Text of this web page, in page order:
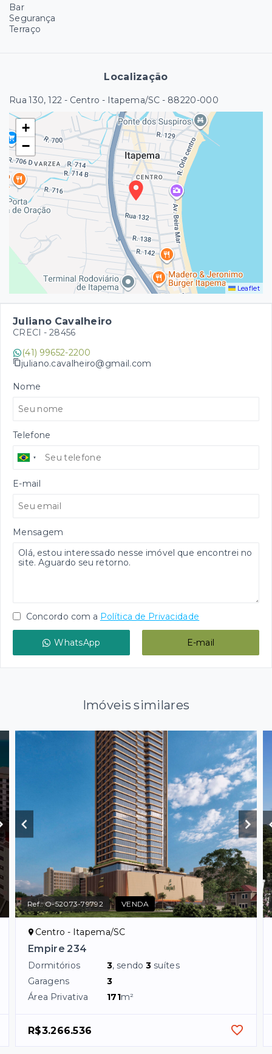
Bar
Segurança
Terraço
Localização
Rua 130, 122 - Centro - Itapema/SC - 88220-000
+
−
Leaflet
Juliano Cavalheiro
CRECI - 28456
(41) 99652-2200
juliano.cavalheiro@gmail.com
Nome
Telefone
E-mail
Mensagem
Concordo com a Política de Privacidade
WhatsApp E-mail
Imóveis similares
Ref.:O-52073-79792 VENDA
Centro - Itapema/SC
Empire 234
Dormitórios 3, sendo3 suítes
Garagens
3
Área Privativa
171m²
R$3.266.536